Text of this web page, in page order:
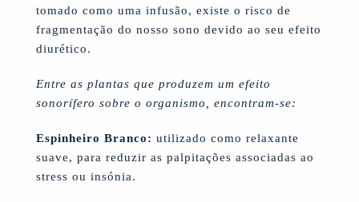
tomado como uma infusão, existe o risco de
fragmentação do nosso sono devido ao seu efeito
diurético.
Entre as plantas que produzem um efeito
sonorífero sobre o organismo, encontram-se:
Espinheiro Branco: utilizado como relaxante
suave, para reduzir as palpitações associadas ao
stress ou insónia.